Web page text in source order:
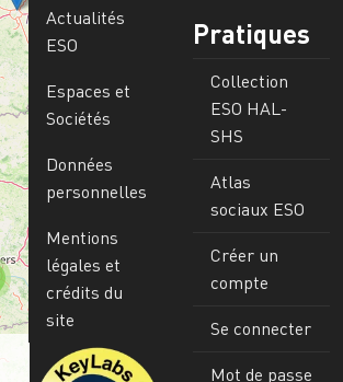
Actualités
ESO
Espaces et
Sociétés
Données
personnelles
Mentions
légales et
crédits du
site
Image
Pratiques
Collection
ESO HAL-
SHS
Atlas
sociaux ESO
Créer un
compte
Se connecter
Mot de passe